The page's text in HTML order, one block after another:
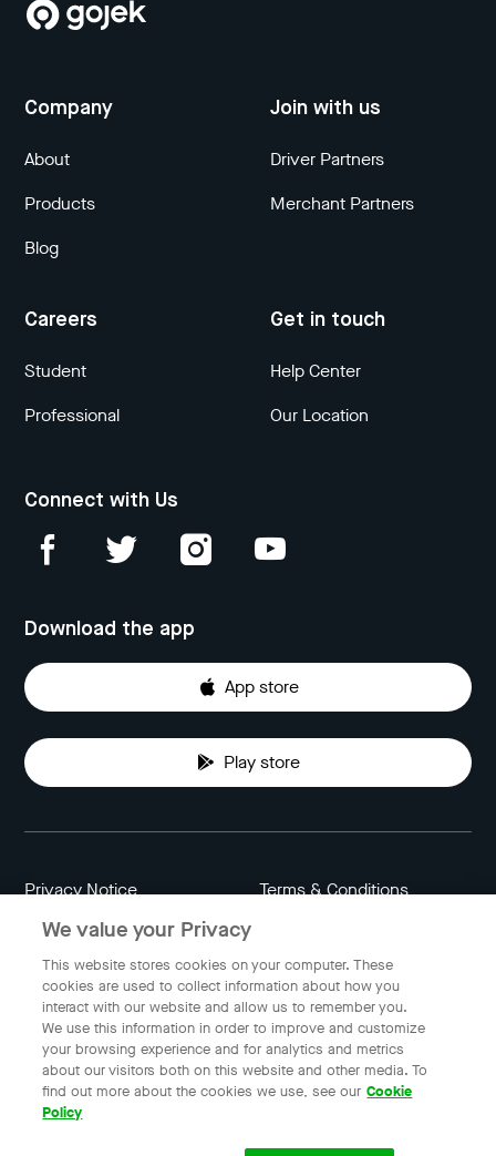
Company
About
Products
Blog
Join with us
Driver Partners
Merchant Partners
Careers
Student
Professional
Get in touch
Help Center
Our Location
Connect with Us
Download the app
App store
Play store
Privacy Notice Terms & Conditions
Data Attribution
Indonesia
© 2023 Gojek | Gojek is a trademark of PT GoTo Gojek
Tokopedia Tbk. Registered in the Directorate General of
We value your Privacy
This website stores cookies on your computer. These
cookies are used to collect information about how you
interact with our website and allow us to remember you.
We use this information in order to improve and customize
your browsing experience and for analytics and metrics
about our visitors both on this website and other media. To
find out more about the cookies we use, see our Cookie
Policy